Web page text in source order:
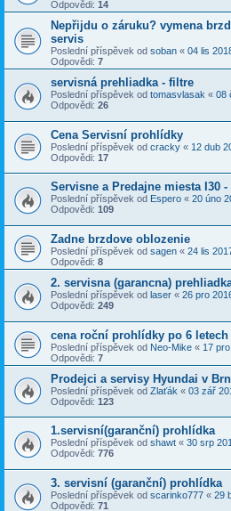
Odpovědi: 14
Nepřijdu o záruku? vymena
servis
Poslední příspěvek od soban « 04 lis
Odpovědi: 7
servisná prehliadka - filtre
Poslední příspěvek od tomasvlasak « 08
Odpovědi: 26
Cena Servisní prohlídky
Poslední příspěvek od cracky « 12 dub
Odpovědi: 17
Servisne a Predajne miesta I30
Poslední příspěvek od Espero « 20 úno
Odpovědi: 109
Zadne brzdove oblozenie
Poslední příspěvek od sagen « 24 lis
Odpovědi: 8
2. servisna (garancna)
Poslední příspěvek od laser « 26 pro
Odpovědi: 249
cena roční prohlídky po 6 letech
Poslední příspěvek od Neo-Mike « 17
Odpovědi: 7
Prodejci a servisy Hyundai v
Poslední příspěvek od Zlaťák « 03 zář
Odpovědi: 123
1.servisní(garanční) prohlídka
Poslední příspěvek od shawt « 30 srp
Odpovědi: 776
3. servisní (garanční) prohlídka
Poslední příspěvek od scarinko777 « 29
Odpovědi: 71